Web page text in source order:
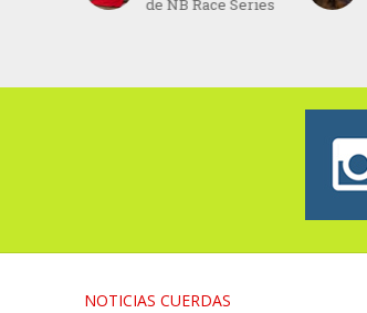
de NB Race Series
NOTICIAS CUERDAS